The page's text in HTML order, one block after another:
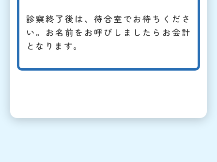
診察終了後は、待合室でお待ちくださ
い。お名前をお呼びしましたらお会計
となります。